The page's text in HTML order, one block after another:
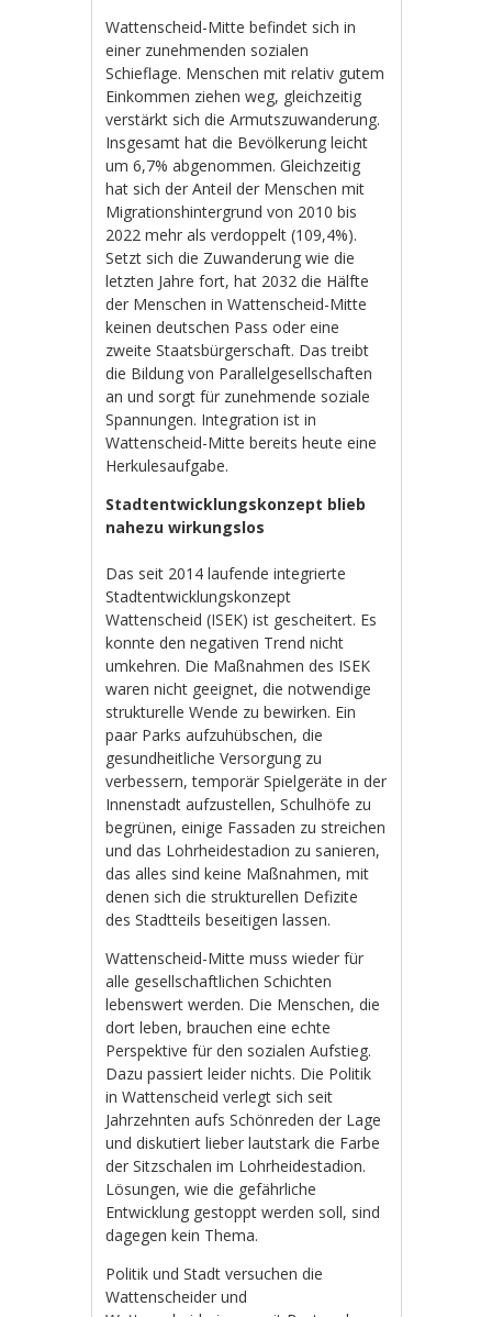
Wattenscheid-Mitte befindet sich in
einer zunehmenden sozialen
Schieflage. Menschen mit relativ gutem
Einkommen ziehen weg, gleichzeitig
verstärkt sich die Armutszuwanderung.
Insgesamt hat die Bevölkerung leicht
um 6,7% abgenommen. Gleichzeitig
hat sich der Anteil der Menschen mit
Migrationshintergrund von 2010 bis
2022 mehr als verdoppelt (109,4%).
Setzt sich die Zuwanderung wie die
letzten Jahre fort, hat 2032 die Hälfte
der Menschen in Wattenscheid-Mitte
keinen deutschen Pass oder eine
zweite Staatsbürgerschaft. Das treibt
die Bildung von Parallelgesellschaften
an und sorgt für zunehmende soziale
Spannungen. Integration ist in
Wattenscheid-Mitte bereits heute eine
Herkulesaufgabe.
Stadtentwicklungskonzept blieb
nahezu wirkungslos
Das seit 2014 laufende integrierte
Stadtentwicklungskonzept
Wattenscheid (ISEK) ist gescheitert. Es
konnte den negativen Trend nicht
umkehren. Die Maßnahmen des ISEK
waren nicht geeignet, die notwendige
strukturelle Wende zu bewirken. Ein
paar Parks aufzuhübschen, die
gesundheitliche Versorgung zu
verbessern, temporär Spielgeräte in der
Innenstadt aufzustellen, Schulhöfe zu
begrünen, einige Fassaden zu streichen
und das Lohrheidestadion zu sanieren,
das alles sind keine Maßnahmen, mit
denen sich die strukturellen Defizite
des Stadtteils beseitigen lassen.
Wattenscheid-Mitte muss wieder für
alle gesellschaftlichen Schichten
lebenswert werden. Die Menschen, die
dort leben, brauchen eine echte
Perspektive für den sozialen Aufstieg.
Dazu passiert leider nichts. Die Politik
in Wattenscheid verlegt sich seit
Jahrzehnten aufs Schönreden der Lage
und diskutiert lieber lautstark die Farbe
der Sitzschalen im Lohrheidestadion.
Lösungen, wie die gefährliche
Entwicklung gestoppt werden soll, sind
dagegen kein Thema.
Politik und Stadt versuchen die
Wattenscheider und